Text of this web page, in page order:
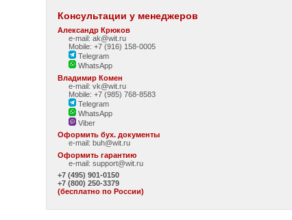
Консультации у менеджеров
Александр Крюков
e-mail: ak@wit.ru
Mobile: +7 (916) 158-0005
Telegram
WhatsApp
Владимир Комен
e-mail: vk@wit.ru
Mobile: +7 (985) 768-8583
Telegram
WhatsApp
Viber
Оформить бух. документы
e-mail:buh@wit.ru
Оформить гарантию
e-mail:support@wit.ru
+7 (495) 901-0150
+7 (800) 250-3379
(бесплатно по России)